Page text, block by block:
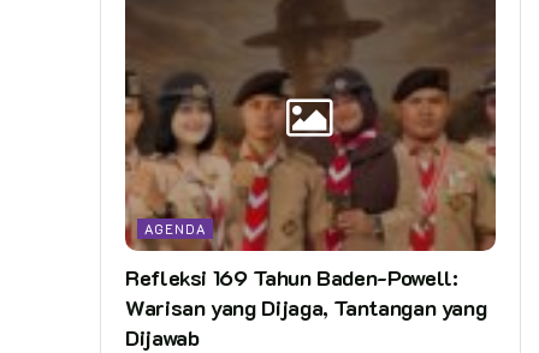
AGENDA
Refleksi 169 Tahun Baden-Powell:
Warisan yang Dijaga, Tantangan yang
Dijawab